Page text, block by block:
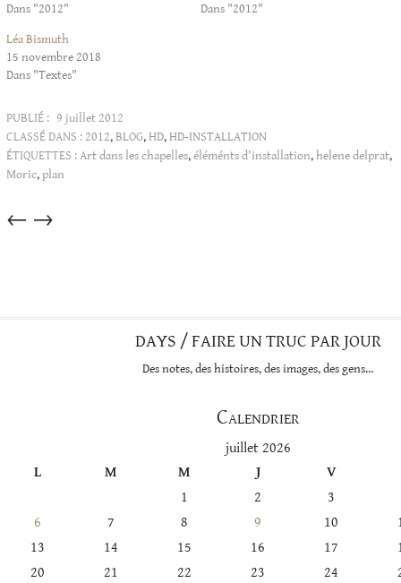
Dans "2012"
Dans "2012"
Léa Bismuth
15 novembre 2018
Dans "Textes"
PUBLIÉ : 9 juillet 2012
CLASSÉ DANS : 2012,BLOG,HD,HD-INSTALLATION
ÉTIQUETTES :Art dans les chapelles,éléménts d'installation,helene delprat,
Moric,plan
Articles
→
←
DAYS / FAIRE UN TRUC PAR JOUR
Des notes, des histoires, des images, des gens…
Calendrier
juillet 2026
L
M M J
V
1
2
3
6
7 8 9 10
13
14 15 16 17
20
21 22 23 24